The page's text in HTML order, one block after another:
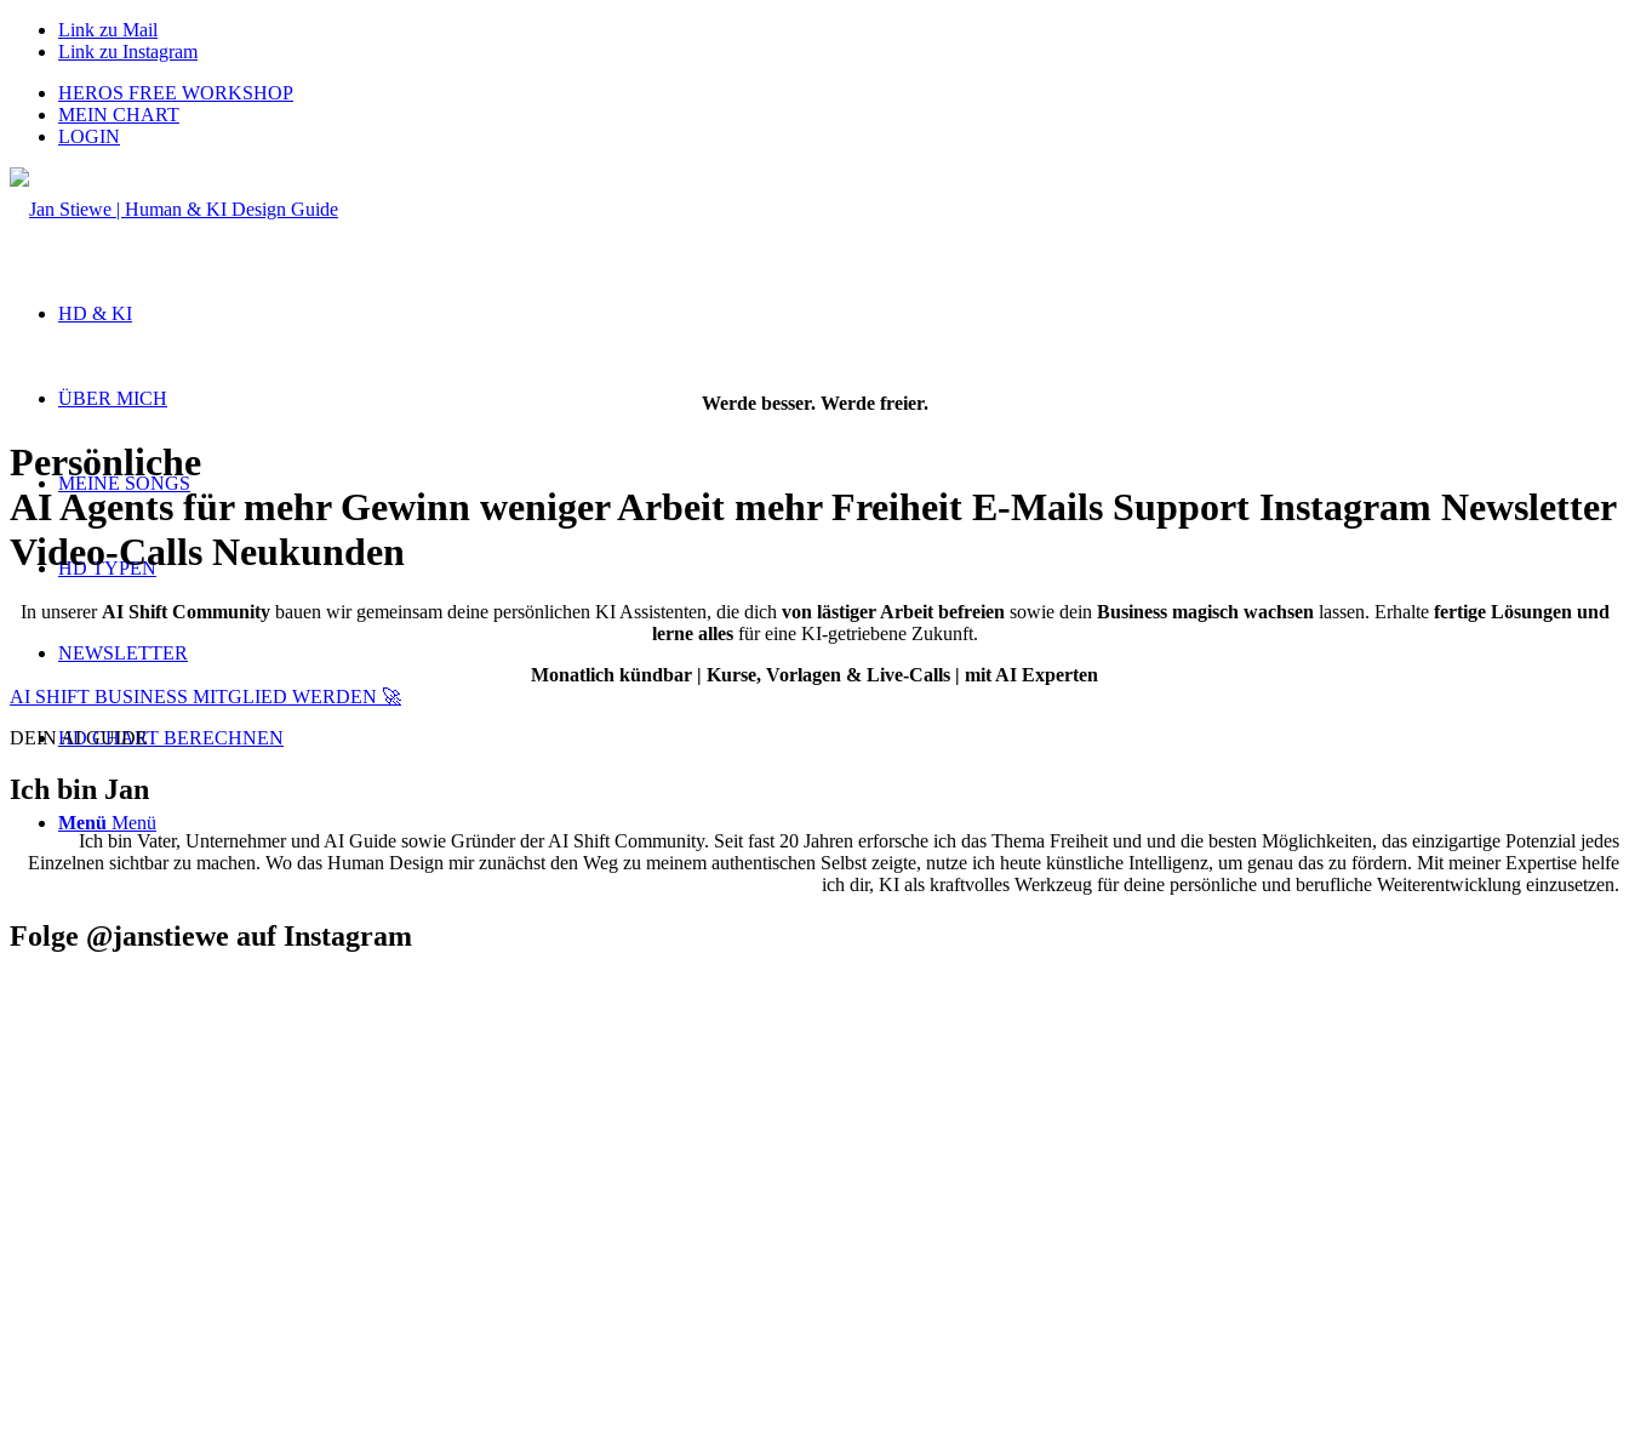
Link zu Mail
Link zu Instagram
HEROS FREE WORKSHOP
MEIN CHART
LOGIN
HD & KI
ÜBER MICH
MEINE SONGS
HD TYPEN
NEWSLETTER
HD CHART BERECHNEN
Menü Menü
Werde besser. Werde freier.
Persönliche
AI Agents fürmehr Gewinn weniger Arbeit mehr Freiheit E-Mails Support Instagram Newsletter
Video-Calls Neukunden
In unserer AI Shift Communitybauen wir gemeinsam deine persönlichen KI Assistenten, die dich von lästiger Arbeit befreien sowie dein Business magisch wachsen lassen. Erhalte fertige Lösungen und
lerne allesfür eine KI-getriebene Zukunft.
Monatlich kündbar | Kurse, Vorlagen & Live-Calls | mit AI Experten
AI SHIFT BUSINESS MITGLIED WERDEN 🚀
DEIN AI GUIDE
Ich bin Jan
Ich bin Vater, Unternehmer und AI Guide sowie Gründer der AI Shift Community. Seit fast 20 Jahren erforsche ich das Thema Freiheit und und die besten Möglichkeiten, das einzigartige Potenzial jedes
Einzelnen sichtbar zu machen. Wo das Human Design mir zunächst den Weg zu meinem authentischen Selbst zeigte, nutze ich heute künstliche Intelligenz, um genau das zu fördern. Mit meiner Expertise helfe
ich dir, KI als kraftvolles Werkzeug für deine persönliche und berufliche Weiterentwicklung einzusetzen.
Folge @janstiewe auf Instagram